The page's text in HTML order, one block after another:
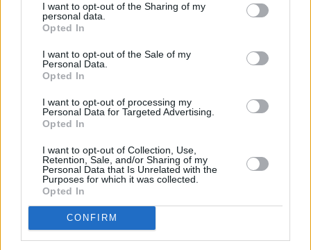
I want to opt-out of the Sharing of my
personal data.
Opted In
I want to opt-out of the Sale of my
Personal Data.
Opted In
I want to opt-out of processing my
Personal Data for Targeted Advertising.
Opted In
I want to opt-out of Collection, Use,
Retention, Sale, and/or Sharing of my
Personal Data that Is Unrelated with the
Purposes for which it was collected.
Opted In
CONFIRM
Zobacz także
"Pęknięcie szybko się powiększa". Są
złotych
Narodowy. PZPN i tak straci miliony
złotych